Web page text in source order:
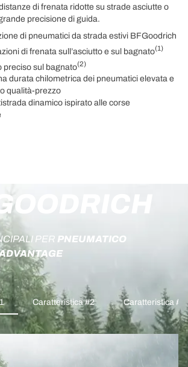
di frenata ridotte su strade asciutte o
precisione di guida.
di pneumatici da strada estivi BFGoodrich
di frenata sull’asciutto e sul bagnato(1)
preciso sul bagnato(2)
durata chilometrica dei pneumatici elevata e
qualità-prezzo
dinamico ispirato alle corse
PER PNEUMATICO
Caratteristica #2 Caratteristica #3